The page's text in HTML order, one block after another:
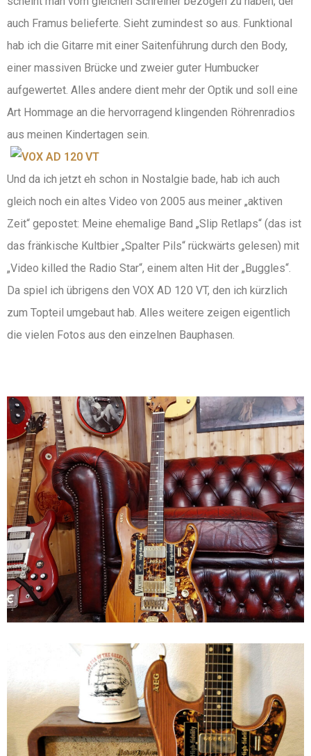
auch Framus belieferte. Sieht zumindest so aus. Funktional
hab ich die Gitarre mit einer Saitenführung durch den Body,
einer massiven Brücke und zweier guter Humbucker
aufgewertet. Alles andere dient mehr der Optik und soll eine
Art Hommage an die hervorragend klingenden Röhrenradios
aus meinen Kindertagen sein.
Und da ich jetzt eh schon in Nostalgie bade, hab ich auch
gleich noch ein altes Video von 2005 aus meiner „aktiven
Zeit“ gepostet: Meine ehemalige Band „Slip Retlaps“ (das ist
das fränkische Kultbier „Spalter Pils“ rückwärts gelesen) mit
„Video killed the Radio Star“, einem alten Hit der „Buggles“.
Da spiel ich übrigens den VOX AD 120 VT, den ich kürzlich
zum Topteil umgebaut hab. Alles weitere zeigen eigentlich
die vielen Fotos aus den einzelnen Bauphasen.